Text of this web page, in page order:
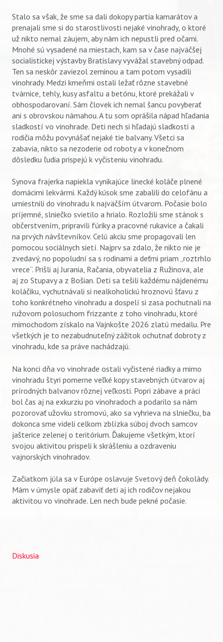
Vyhľadávanie
Stalo sa však, že sme sa dali dokopy partia kamarátov a
prenajali sme si do starostlivosti nejaké vinohrady, o ktoré
už nikto nemal záujem, aby nám ich nepustli pred očami.
Mnohé sú vysadené na miestach, kam sa v čase najväčšej
socialistickej výstavby Bratislavy vyvážal stavebný odpad.
Ten sa neskôr zaviezol zeminou a tam potom vysadili
vinohrady. Medzi kmeňmi ostali ležať rôzne stavebné
tvárnice, tehly, kusy asfaltu a betónu, ktoré prekážali v
obhospodarovaní. Sám človek ich nemal šancu povyberať
ani s obrovskou námahou. A tu som oprášila nápad hľadania
sladkostí vo vinohrade. Deti nech si hľadajú sladkosti a
rodičia môžu povynášať nejaké tie balvany. Všetci sa
zabavia, nikto sa nezoderie od roboty a v konečnom
dôsledku ľudia prispejú k vyčisteniu vinohradu.
Synova frajerka napiekla vynikajúce linecké koláče plnené
domácimi lekvármi. Každý kúsok sme zabalili do celofánu a
umiestnili do vinohradu k najväčším útvarom. Počasie bolo
príjemné, slniečko svietilo a hrialo. Rozložili sme stánok s
občerstvením, pripravili fúriky a pracovné rukavice a čakali
na prvých návštevníkov. Celú akciu sme propagovali len
pomocou sociálnych sietí. Najprv sa zdalo, že nikto nie je
zvedavý, no popoludní sa s rodinami a deťmi priam „roztrhlo
vrece“. Prišli aj Jurania, Račania, obyvatelia z Ružinova, ale
aj zo Stupavy a z Bošian. Deti sa tešili každému nájdenému
koláčiku, vychutnávali si nealkoholickú hroznovú šťavu z
toho konkrétneho vinohradu a dospelí si zasa pochutnali na
ružovom polosuchom frizzante z toho vinohradu, ktoré
mimochodom získalo na Vajnkošte 2026 zlatú medailu. Pre
všetkých je to nezabudnuteľný zážitok ochutnať dobroty z
vinohradu, kde sa práve nachádzajú.
Na konci dňa vo vinohrade ostali vyčistené riadky a mimo
vinohradu štyri pomerne veľké kopy stavebných útvarov aj
prírodných balvanov rôznej veľkosti. Popri zábave a práci
bol čas aj na exkurziu po vinohradoch a podarilo sa nám
pozorovať užovku stromovú, ako sa vyhrieva na slniečku, ba
dokonca sme videli celkom zblízka súboj dvoch samcov
jašterice zelenej o teritórium. Ďakujeme všetkým, ktorí
svojou aktivitou prispeli k skrášleniu a ozdraveniu
vajnorských vinohradov.
Začiatkom júla sa v Európe oslavuje Svetový deň čokolády.
Mám v úmysle opäť zabaviť deti aj ich rodičov nejakou
aktivitou vo vinohrade. Len nech bude pekné počasie.
Diskusia